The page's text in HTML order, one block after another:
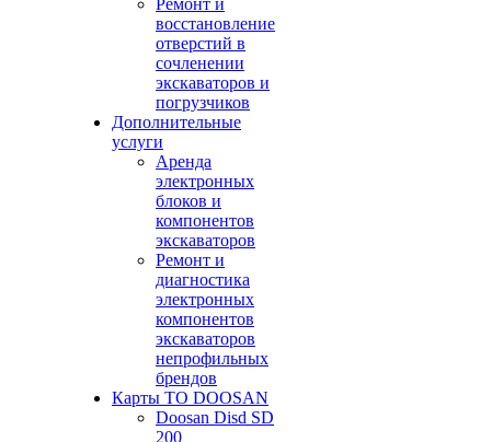
Ремонт и
восстановление
отверстий в
сочленении
экскаваторов и
погрузчиков
Дополнительные
услуги
Аренда
электронных
блоков и
компонентов
экскаваторов
Ремонт и
диагностика
электронных
компонентов
экскаваторов
непрофильных
брендов
Карты ТО DOOSAN
Doosan Disd SD
200